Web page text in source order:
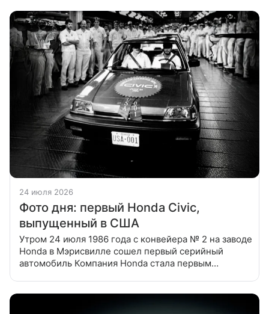
24 июля 2026
Фото дня: первый Honda Civic,
выпущенный в США
Утром 24 июля 1986 года с конвейера № 2 на заводе
Honda в Мэрисвилле сошел первый серийный
автомобиль Компания Honda стала первым